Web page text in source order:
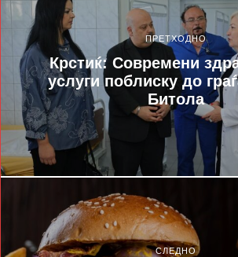
ПРЕТХОДНО
Крстиќ: Современи
услуги поблиску до
Битола
СЛЕДНО